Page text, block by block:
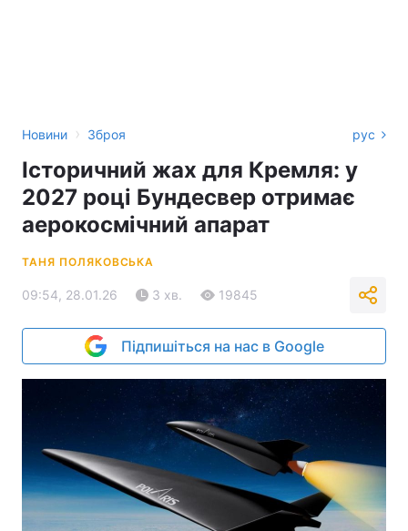
Новини › Зброя рус
Історичний жах для Кремля: у
2027 році Бундесвер отримає
аерокосмічний апарат
ТАНЯ ПОЛЯКОВСЬКА
09:54, 28.01.26 3 хв. 19845
Підпишіться на нас в Google